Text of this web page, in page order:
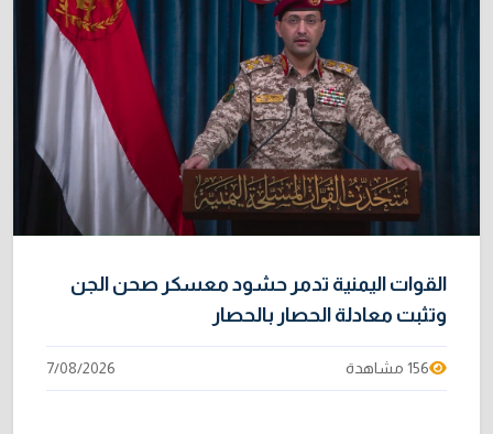
القوات اليمنية تدمر حشود معسكر صحن الجن
وتثبت معادلة الحصار بالحصار
156 مشاهدة 7/08/2026